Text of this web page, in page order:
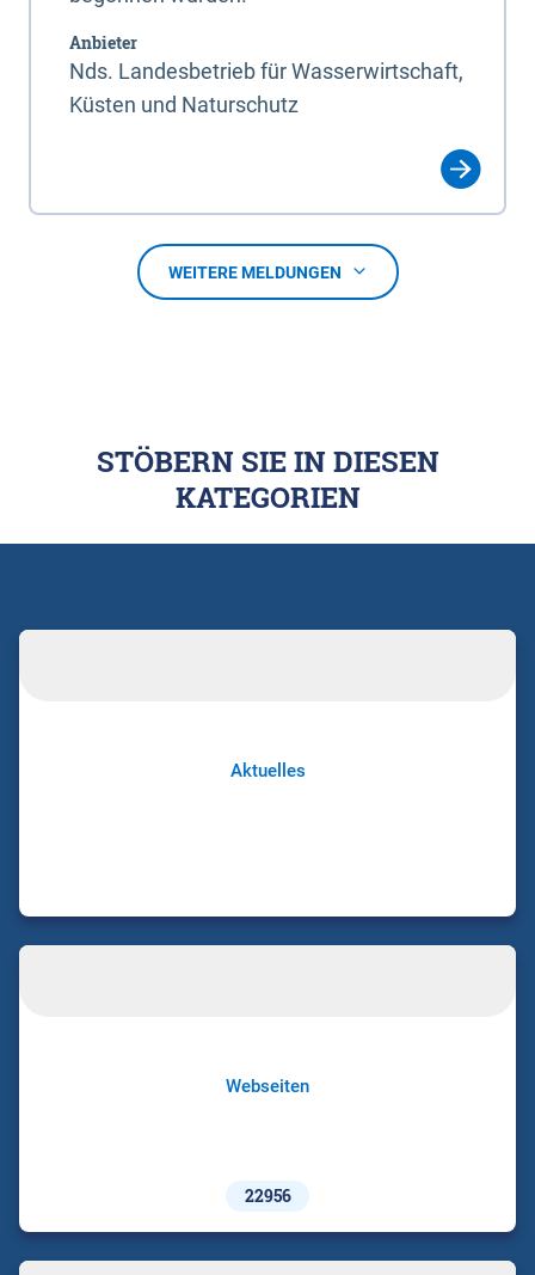
Anbieter
Nds. Landesbetrieb für Wasserwirtschaft,
Küsten und Naturschutz
WEITERE MELDUNGEN
STÖBERN SIE IN DIESEN
KATEGORIEN
Aktuelles
Webseiten
22956